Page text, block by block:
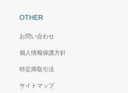
OTHER
お問い合わせ
個人情報保護方針
特定商取引法
サイトマップ